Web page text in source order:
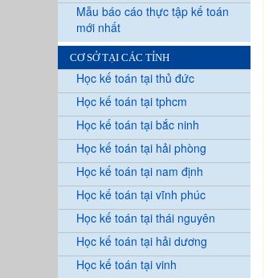
Mẫu báo cáo thực tập kế toán
mới nhất
CƠ SỞ TẠI CÁC TỈNH
Học kế toán tại thủ đức
Học kế toán tại tphcm
Học kế toán tại bắc ninh
Học kế toán tại hải phòng
Học kế toán tại nam định
Học kế toán tại vĩnh phúc
Học kế toán tại thái nguyên
Học kế toán tại hải dương
Học kế toán tại vinh